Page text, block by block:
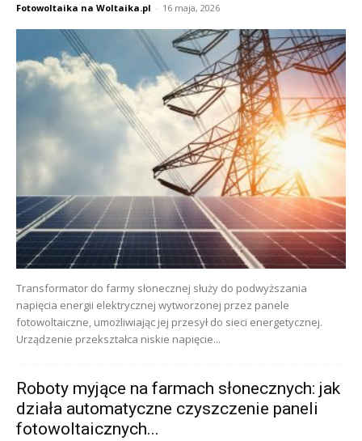
Fotowoltaika na Woltaika.pl - 16 maja, 2026
Transformator do farmy słonecznej służy do podwyższania
napięcia energii elektrycznej wytworzonej przez panele
fotowoltaiczne, umożliwiając jej przesył do sieci energetycznej.
Urządzenie przekształca niskie napięcie...
Roboty myjące na farmach słonecznych: jak
działa automatyczne czyszczenie paneli
fotowoltaicznych...